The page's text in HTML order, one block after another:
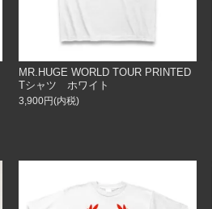
MR.HUGE WORLD TOUR PRINTED
Tシャツ ホワイト
3,900円(内税)